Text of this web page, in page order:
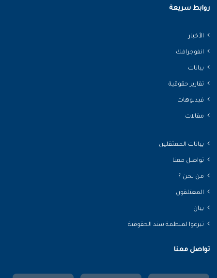
روابط سريعة
الأخبار
انفوجرافك
بيانات
تقارير حقوقية
فيديوهات
مقالات
بيانات المعتقلين
تواصل معنا
من نحن ؟
المعتلقون
بيان
تبرعوا لمنظمة سند الحقوقية
تواصل معنا